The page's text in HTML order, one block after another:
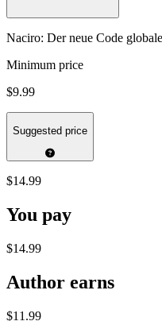
Naciro: Der neue Code
Minimum price
$9.99
Suggested price
$14.99
You pay
$14.99
Author earns
$11.99